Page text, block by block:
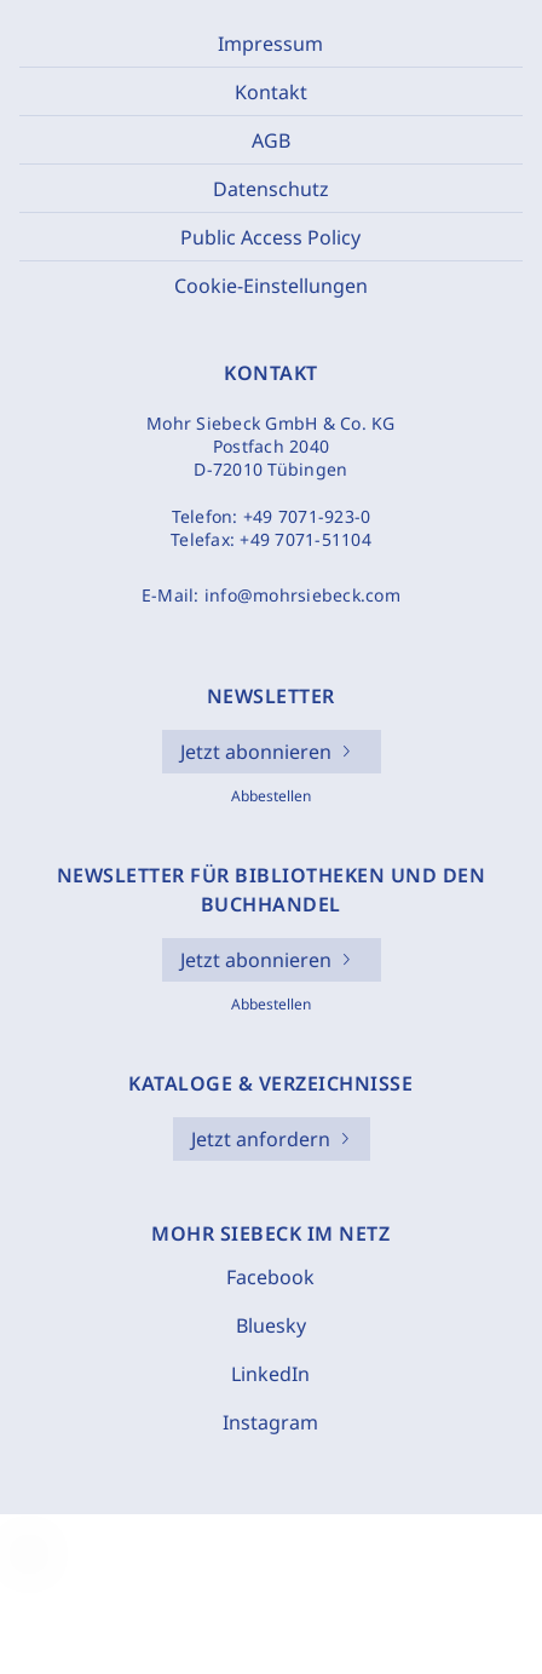
Impressum
Kontakt
AGB
Datenschutz
Public Access Policy
Cookie-Einstellungen
KONTAKT
Mohr Siebeck GmbH & Co. KG
Postfach 2040
D-72010 Tübingen
Telefon: +49 7071-923-0
Telefax:+49 7071-51104
E-Mail: info@mohrsiebeck.com
NEWSLETTER
Jetzt abonnieren
Abbestellen
NEWSLETTER FÜR BIBLIOTHEKEN UND DEN
BUCHHANDEL
Jetzt abonnieren
Abbestellen
KATALOGE & VERZEICHNISSE
Jetzt anfordern
MOHR SIEBECK IM NETZ
Facebook
Bluesky
LinkedIn
Instagram